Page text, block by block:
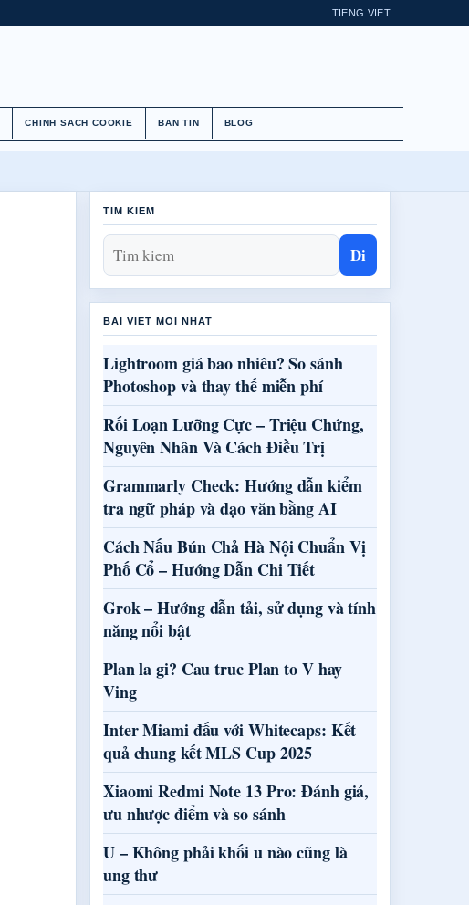
TIENG VIET
CHINH SACH COOKIE BAN TIN BLOG
TIM KIEM
Di
BAI VIET MOI NHAT
Lightroom giá bao nhiêu? So sánh
Photoshop và thay thế miễn phí
Rối Loạn Lưỡng Cực – Triệu Chứng,
Nguyên Nhân Và Cách Điều Trị
Grammarly Check: Hướng dẫn kiểm
tra ngữ pháp và đạo văn bằng AI
Cách Nấu Bún Chả Hà Nội Chuẩn Vị
Phố Cổ – Hướng Dẫn Chi Tiết
Grok – Hướng dẫn tải, sử dụng và tính
năng nổi bật
Plan la gi? Cau truc Plan to V hay
Ving
Inter Miami đấu với Whitecaps: Kết
quả chung kết MLS Cup 2025
Xiaomi Redmi Note 13 Pro: Đánh giá,
ưu nhược điểm và so sánh
U – Không phải khối u nào cũng là
ung thư